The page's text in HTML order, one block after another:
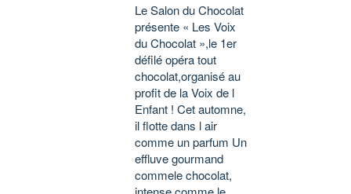
Le Salon du Chocolat
présente « Les Voix
du Chocolat »,le 1er
défilé opéra tout
chocolat,organisé au
profit de la Voix de l
Enfant ! Cet automne,
il flotte dans l air
comme un parfum Un
effluve gourmand
commele chocolat,